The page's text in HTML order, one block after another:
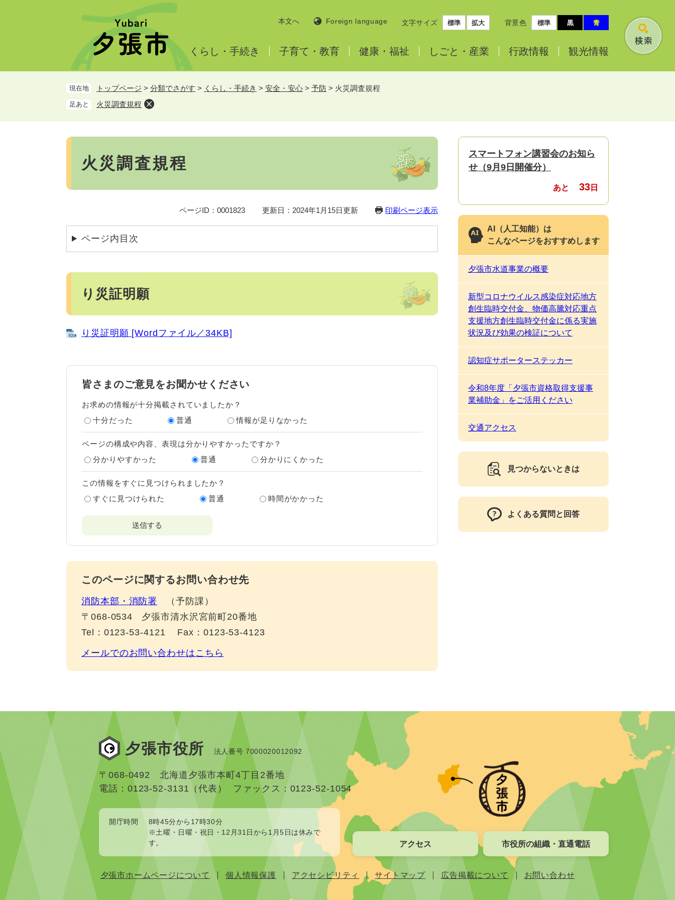
本文へ Foreign language 文字サイズ 標準 拡大 背景色 標準 黒 青
くらし・ 手続き 子育て・ 教育 健康・ 福祉 しごと・ 産業 行政情報 観光情報
検
現在地 トップページ > 分類でさがす > くらし・手続き > 安全・安心 > 予防 > 火災調査規程
足あと 火災調査規程
本
火災調査規程
ページID：0001823 更新日：2024年1月15日更新 印刷ページ表示
ページ内目次
り災証明願
り災証明願 [Wordファイル／34KB]
皆さまのご意見をお聞かせください
お求めの情報が十分掲載されていましたか？
十分だった
普通 情報が足りなかった
ページの構成や内容、表現は分かりやすかったですか？
分かりやすかった
普通 分かりにくかった
この情報をすぐに見つけられましたか？
すぐに見つけられた
普通 時間がかかった
このページに関するお問い合わせ先
消防本部・消防署
予防課
〒068-0534
夕張市清水沢宮前町20番地
Tel：0123-53-4121
Fax：0123-53-4123
メールでのお問い合わせはこちら
スマートフォン講習会のお知ら
せ（9月9日開催分）
あと 33 日
AI（人工知能）は
こんなページをおすすめします
夕張市水道事業の概要
新型コロナウイルス感染症対応地方
創生臨時交付金、物価高騰対応重点
支援地方創生臨時交付金に係る実施
状況及び効果の検証について
認知症サポーターステッカー
令和8年度「夕張市資格取得支援事
業補助金」をご活用ください
交通アクセス
見つからないときは
よくある質問と回答
夕張市役所 法人番号 7000020012092
〒068-0492 北海道夕張市本町4丁目2番地
電話：0123-52-3131（代表）
ファックス：0123-52-1054
開庁時間
8時45分から17時30分
※土曜・日曜・祝日・12月31日から1月5日は休みで
す。
アクセス 市役所の組織・直通電話
夕張市ホームページについて 個人情報保護 アクセシビリティ サイトマップ 広告掲載について お問い合わせ